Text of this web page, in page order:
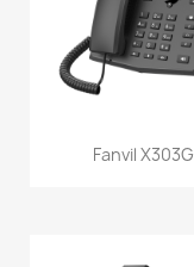
Fanvil X303G